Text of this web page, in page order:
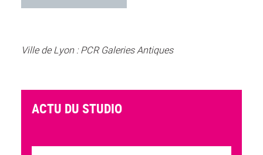
Ville de Lyon : PCR Galeries Antiques
ACTU DU STUDIO